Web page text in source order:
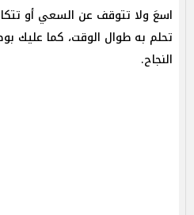
اسعَ ولا تتوقف عن السعي أو
تحلم به طوال الوقت، كما عليك
النجاح.